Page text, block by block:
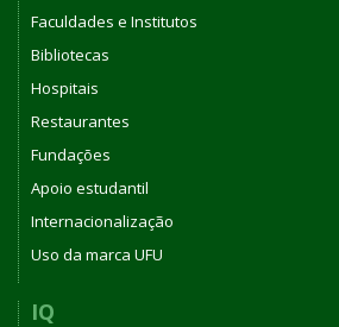
Faculdades e Institutos
Bibliotecas
Hospitais
Restaurantes
Fundações
Apoio estudantil
Internacionalização
Uso da marca UFU
IQ